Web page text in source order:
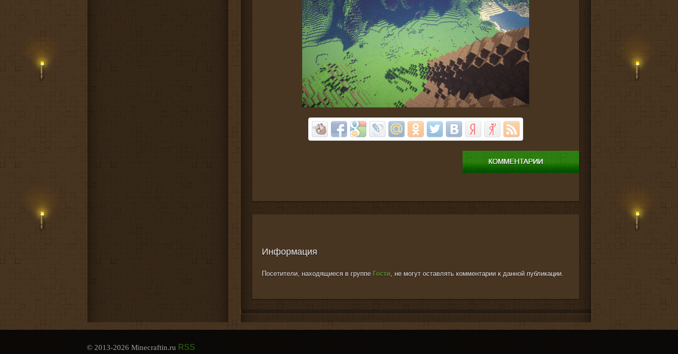
Информация
Посетители, находящиеся в группе Гости, не могут оставлять комментарии к данной публикации.
© 2013-2026 Minecraftin.ru RSS